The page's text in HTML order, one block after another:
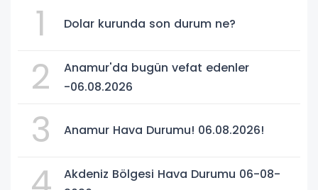
1 Dolar kurunda son durum ne?
2
Anamur'da bugün vefat edenler
-06.08.2026
3 Anamur Hava Durumu! 06.08.2026!
Akdeniz Bölgesi Hava Durumu 06-08-